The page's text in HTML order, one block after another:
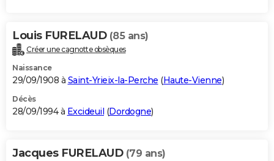
Louis FURELAUD (85 ans)
Créer une cagnotte obsèques
Naissance
29/09/1908 à Saint-Yrieix-la-Perche (Haute-Vienne)
Décès
28/09/1994 à Excideuil (Dordogne)
Jacques FURELAUD (79 ans)